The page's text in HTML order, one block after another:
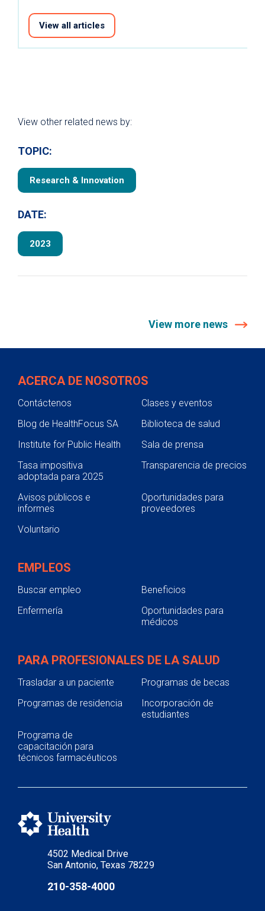
View all articles
View other related news by:
TOPIC:
Research & Innovation
DATE:
2023
View more news
4502 Medical Drive
San Antonio, Texas 78229
210-358-4000
ACERCA DE NOSOTROS
Contáctenos
Clases y eventos
Blog de HealthFocus SA
Biblioteca de salud
Institute for Public Health
Sala de prensa
Tasa impositiva
adoptada para 2025
Transparencia de precios
Avisos públicos e
informes
Oportunidades para
proveedores
Voluntario
EMPLEOS
Buscar empleo
Beneficios
Enfermería
Oportunidades para
médicos
PARA PROFESIONALES DE LA SALUD
Trasladar a un paciente
Programas de becas
Programas de residencia
Incorporación de
estudiantes
Programa de
capacitación para
técnicos farmacéuticos